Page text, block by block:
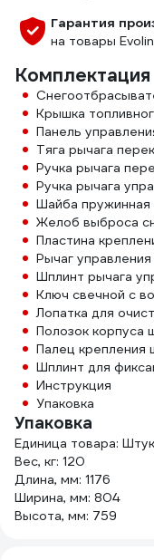
Гарантия
на товары
Комплектация
Крышка
Панель
Тяга рычага
Ручка рычага
Ручка рычага
Шайба
Желоб выброса
Пластина
Рычаг
Шплинт рычага
Ключ свечной с
Лопатка для
Полозок корпуса
Палец крепления
Шплинт для
Инструкция
Упаковка
Упаковка
Единица товара:
Вес, кг: 120
Длина, мм: 1176
Ширина, мм: 804
Высота, мм: 759